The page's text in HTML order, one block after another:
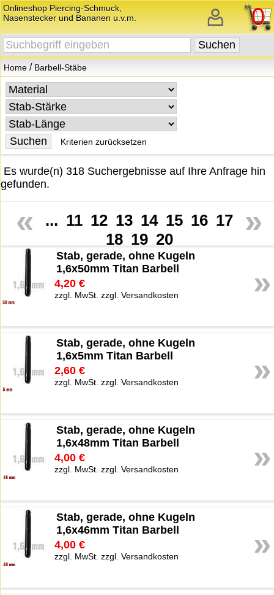
0
Onlineshop Piercing-Schmuck,
Nasenstecker und Bananen u.v.m.
Home / Barbell-Stäbe
Kriterien zurücksetzen
Es wurde(n) 318 Suchergebnisse auf Ihre Anfrage hin
gefunden.
« »
... 11 12 13 14 15 16 17
18 19 20
»
Stab, gerade, ohne Kugeln
1,6x50mm Titan Barbell
4,20 €
zzgl. MwSt. zzgl. Versandkosten
»
Stab, gerade, ohne Kugeln
1,6x5mm Titan Barbell
2,60 €
zzgl. MwSt. zzgl. Versandkosten
»
Stab, gerade, ohne Kugeln
1,6x48mm Titan Barbell
4,00 €
zzgl. MwSt. zzgl. Versandkosten
»
Stab, gerade, ohne Kugeln
1,6x46mm Titan Barbell
4,00 €
zzgl. MwSt. zzgl. Versandkosten